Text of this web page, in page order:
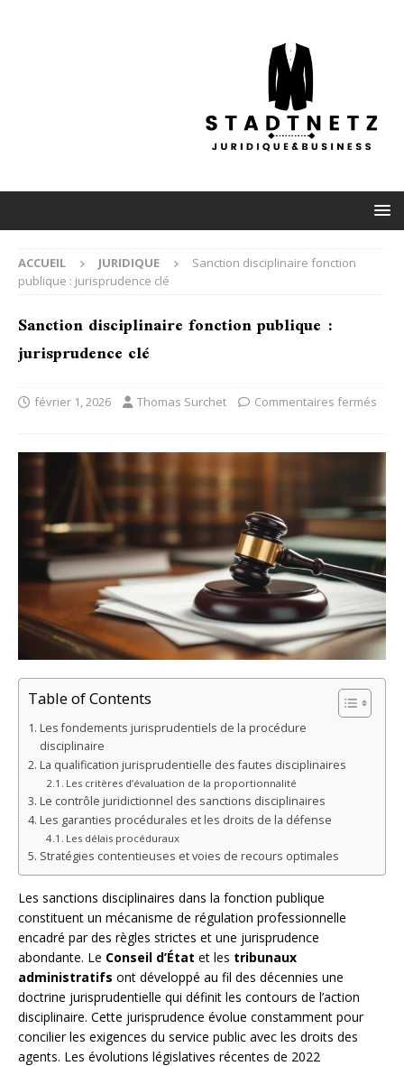
ACCUEIL JURIDIQUE
Sanction disciplinaire fonction
publique : jurisprudence clé
Sanction disciplinaire fonction publique :
jurisprudence clé
février 1, 2026 Thomas Surchet Commentaires fermés
Table of Contents
Les fondements jurisprudentiels de la procédure
disciplinaire
La qualification jurisprudentielle des fautes disciplinaires
Les critères d’évaluation de la proportionnalité
Le contrôle juridictionnel des sanctions disciplinaires
Les garanties procédurales et les droits de la défense
Les délais procéduraux
Stratégies contentieuses et voies de recours optimales
Les sanctions disciplinaires dans la fonction publique
constituent un mécanisme de régulation professionnelle
encadré par des règles strictes et une jurisprudence
abondante. Le Conseil d’État et les tribunaux
administratifs ont développé au fil des décennies une
doctrine jurisprudentielle qui définit les contours de l’action
disciplinaire. Cette jurisprudence évolue constamment pour
concilier les exigences du service public avec les droits des
agents. Les évolutions législatives récentes de 2022